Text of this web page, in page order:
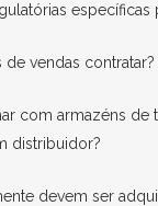
específicas
de vendas
com armazéns
distribuidor?
devem ser